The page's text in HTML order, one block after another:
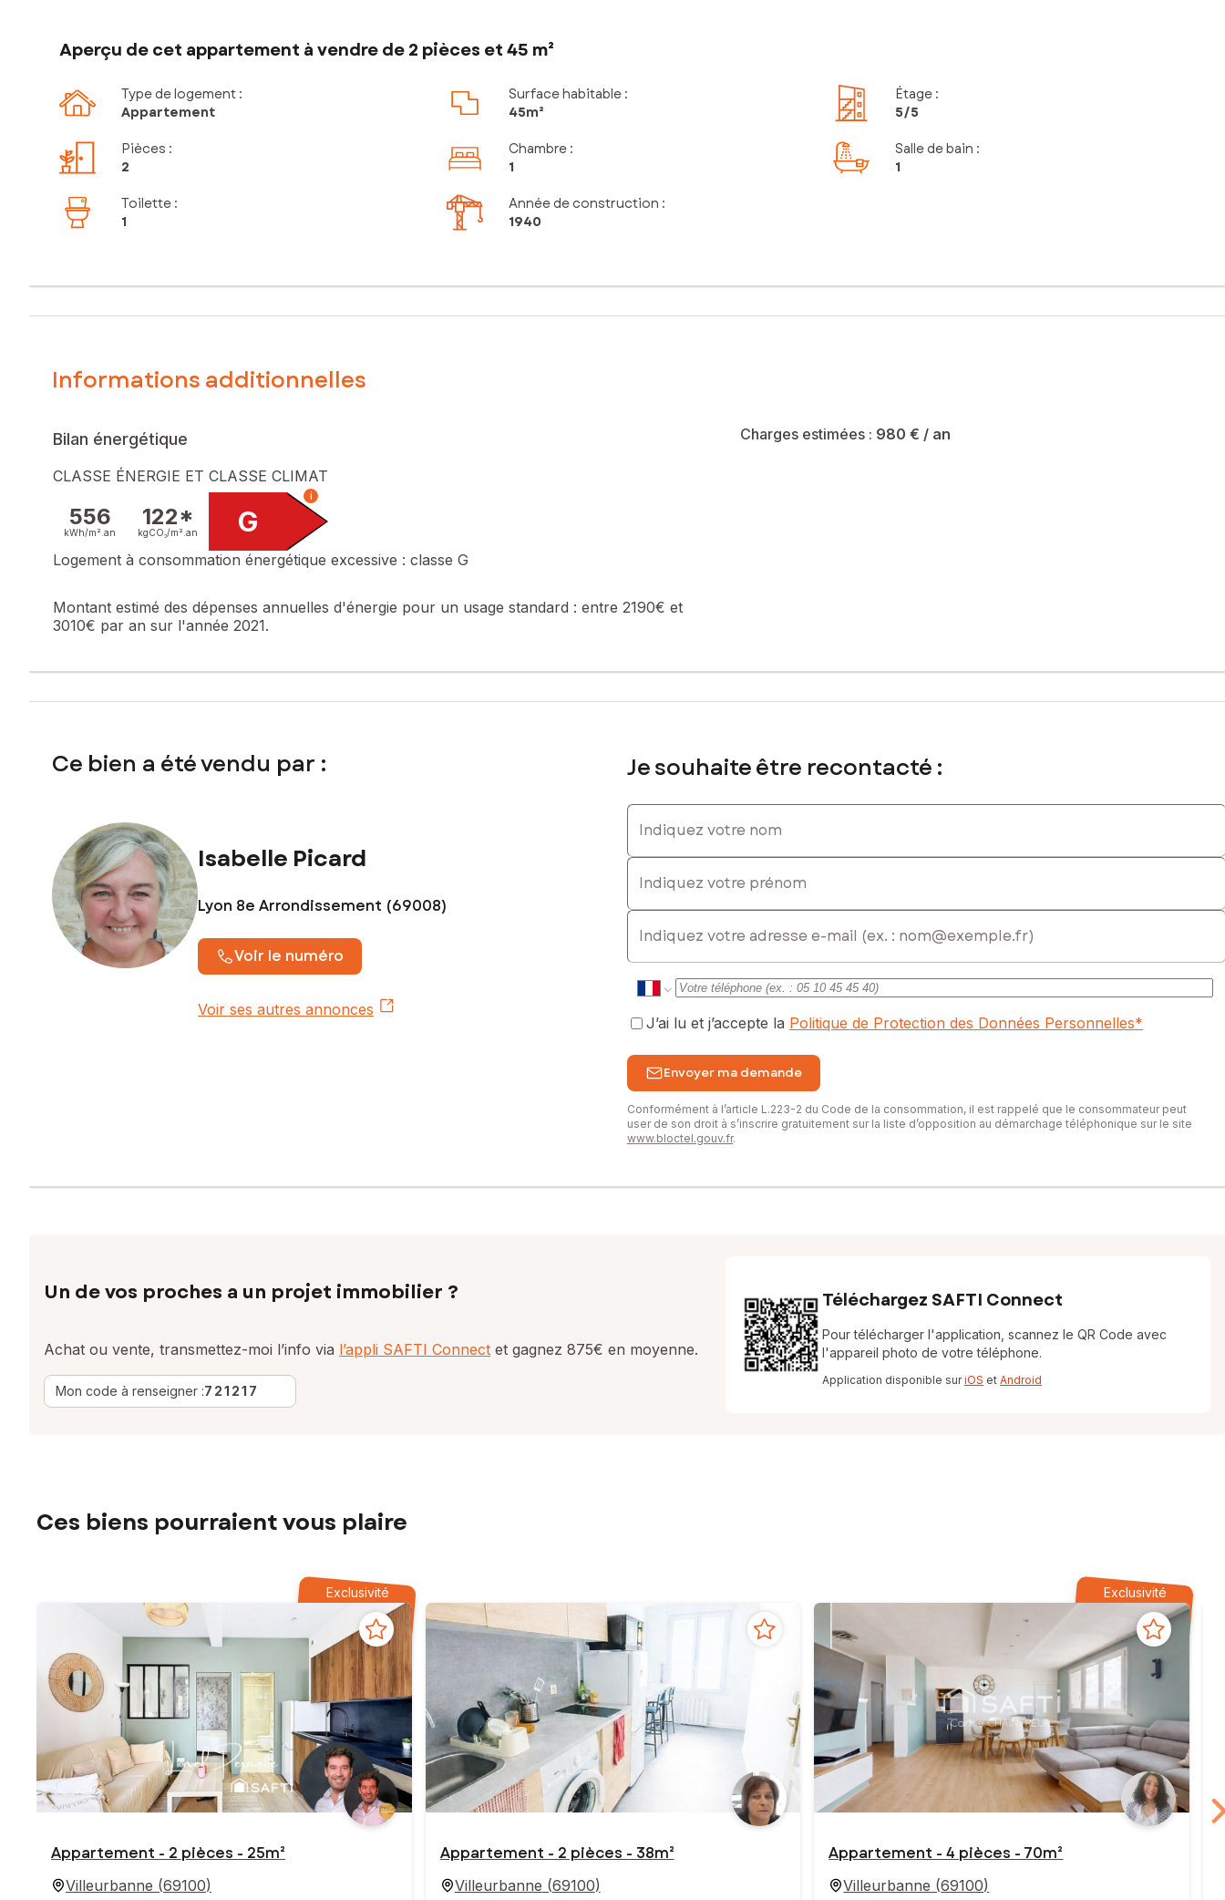
Aperçu de cet appartement à vendre de 2 pièces et 45 m²
Type de logement :
Appartement
Surface habitable :
45m²
Étage :
5/5
Pièces :
2
Chambre:
1
Salle de bain :
1
Toilette :
1
Année de construction :
1940
Informations additionnelles
Bilan énergétique
CLASSE ÉNERGIE ET CLASSE CLIMAT
556
kWh/m². an
122*
kgCO₂/m². an G
i
Logement à consommation énergétique excessive : classe G
Montant estimé des dépenses annuelles d'énergie pour un usage standard : entre 2190€ et
3010€ par an sur l'année 2021.
Charges estimées : 980 € / an
Ce bien a été vendu par :
Isabelle Picard
Lyon 8e Arrondissement (69008)
Voir le numéro
Voir ses autres annonces
Je souhaite être recontacté :
Indiquez votre nom
Indiquez votre prénom
E-mail
J’ai lu et j’accepte la Politique de Protection des Données Personnelles*
Envoyer ma demande
Conformément à l’article L.223-2 du Code de la consommation, il est rappelé que le consommateur peut
user de son droit à s’inscrire gratuitement sur la liste d’opposition au démarchage téléphonique sur le site
www.bloctel.gouv.fr.
Un de vos proches a un projet immobilier ?
Achat ou vente, transmettez-moi l’info via l’appli SAFTI Connect et gagnez 875€ en moyenne.
Mon code à renseigner :721217
Téléchargez SAFTI Connect
Pour télécharger l'application, scannez le QR Code avec
l'appareil photo de votre téléphone.
Application disponible suriOS et Android
Ces biens pourraient vous plaire
Exclusivité
Appartement - 2 pièces - 25m²
Villeurbanne (69100)
Appartement - 2 pièces - 38m²
Villeurbanne (69100)
Exclusivité
Appartement - 4 pièces - 70m²
Villeurbanne (69100)